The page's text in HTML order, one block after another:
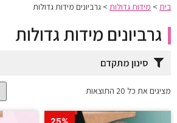
בית > מידות גדולות > גרביונים מידות גדולות
גרביונים מידות גדולות
סינון מתקדם
מציגים את כל ⁦20⁩ התוצאות